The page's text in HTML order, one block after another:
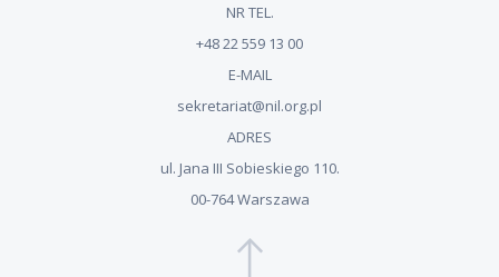
NR TEL.
+48 22 559 13 00
E-MAIL
sekretariat@nil.org.pl
ADRES
ul. Jana III Sobieskiego 110.
00-764 Warszawa